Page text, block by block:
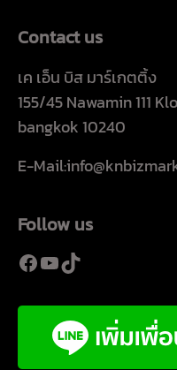
Contact us
เค เอ็น บิส มาร์เกตติ้ง
155/45 Nawamin 111
bangkok 10240
E-
Follow us
Facebook
YouTube
TikTok